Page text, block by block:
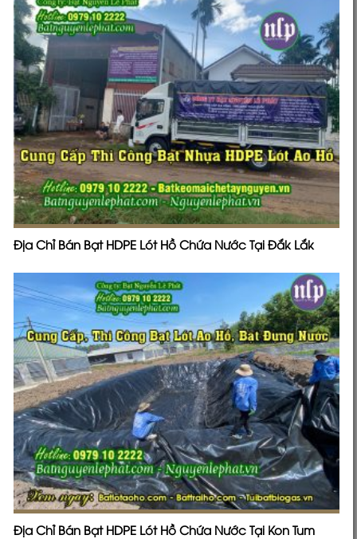
Địa Chỉ Bán Bạt HDPE Lót Hồ Chứa Nước Tại Đắk Lắk
Địa Chỉ Bán Bạt HDPE Lót Hồ Chứa Nước Tại Kon Tum